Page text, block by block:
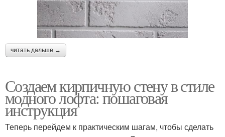
читать дальше →
Создаем кирпичную стену в стиле
модного лофта: пошаговая
инструкция
Теперь перейдем к практическим шагам, чтобы сделать